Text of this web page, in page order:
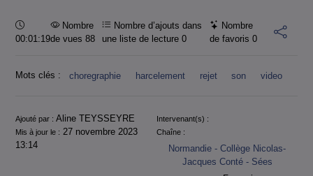
Durée :
00:01:19
Nombre
de vues 88
Nombre d’ajouts dans
une liste de lecture0
Nombre
de favoris 0
Mots clés : choregraphie harcelement rejet son video
Informations
Ajouté par : Aline TEYSSEYRE
Intervenant(s) :
Mis à jour le : 27 novembre 2023
13:14
Chaîne :
Normandie - Collège Nicolas-
Jacques Conté - Sées